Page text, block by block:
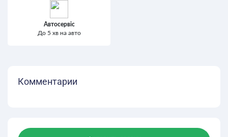
Автосервіс
До 5 хв на авто
Комментарии